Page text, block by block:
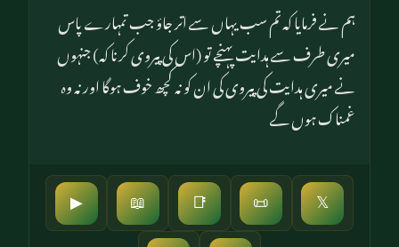
ہم نے فرمایا کہ تم سب یہاں سے اتر جاؤ جب تمہارے پاس
میری طرف سے ہدایت پہنچے تو (اس کی پیروی کرنا کہ) جنہوں
نے میری ہدایت کی پیروی کی ان کو نہ کچھ خوف ہوگا اور نہ وہ
غمناک ہوں گے
▶ 📖 📑 📜 𝕏